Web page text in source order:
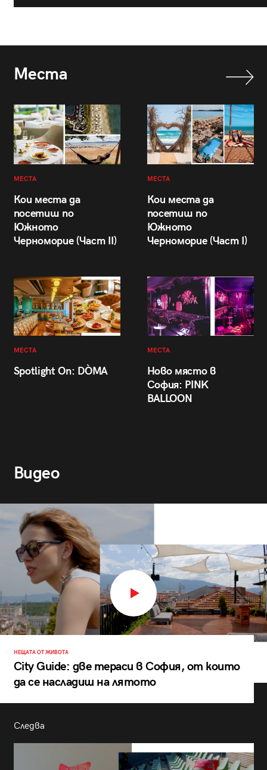
Места
МЕСТА
Кои места да
посетиш по
Южното
Черноморие (Част II)
МЕСТА
Кои места да
посетиш по
Южното
Черноморие (Част I)
МЕСТА
Spotlight On: DÒMA
МЕСТА
Ново място в
София: PINK
BALLOON
Видео
НЕЩАТА ОТ ЖИВОТА
City Guide: две тераси в София, от които
да се насладиш на лятото
Следва